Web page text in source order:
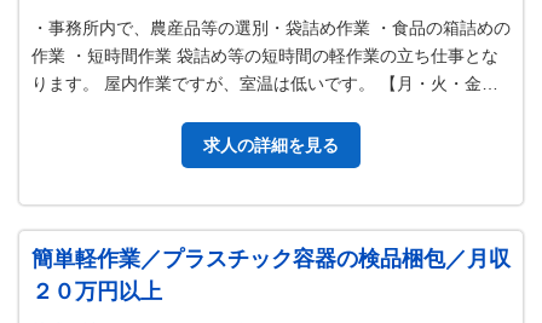
・事務所内で、農産品等の選別・袋詰め作業 ・食品の箱詰めの
作業 ・短時間作業 袋詰め等の短時間の軽作業の立ち仕事とな
ります。 屋内作業ですが、室温は低いです。 【月・火・金の
求人の詳細を見る
簡単軽作業／プラスチック容器の検品梱包／月収
２０万円以上